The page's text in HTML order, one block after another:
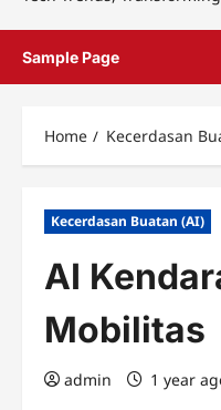
Sample Page
Home Kecerdasan
Kecerdasan Buatan (AI)
AI
Mobilitas
admin 1 year